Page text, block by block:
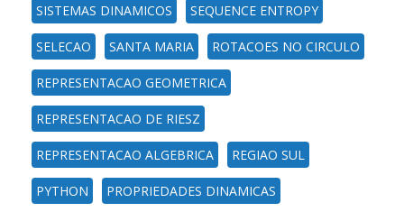
SISTEMAS DINAMICOS SEQUENCE ENTROPY
SELECAO SANTA MARIA ROTACOES NO CIRCULO
REPRESENTACAO GEOMETRICA
REPRESENTACAO DE RIESZ
REPRESENTACAO ALGEBRICA REGIAO SUL
PYTHON PROPRIEDADES DINAMICAS